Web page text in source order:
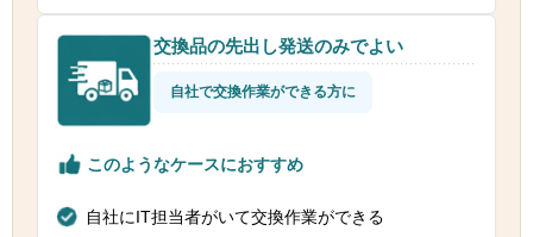
交換品の先出し発送のみでよい
自社で交換作業ができる方に
このようなケースにおすすめ
自社にIT担当者がいて交換作業ができる